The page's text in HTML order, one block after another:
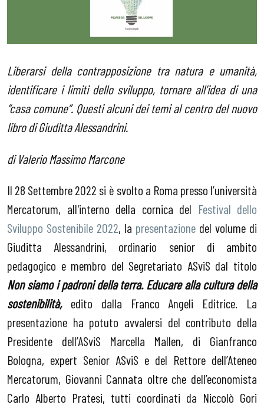
Liberarsi della contrapposizione tra natura e umanità,
identificare i limiti dello sviluppo, tornare all’idea di una
“casa comune”. Questi alcuni dei temi al centro del nuovo
libro di Giuditta Alessandrini.
di Valerio Massimo Marcone
Il 28 Settembre 2022 si è svolto a Roma presso l’università
Mercatorum, all'interno della cornica del Festival dello
Sviluppo Sostenibile 2022, la presentazione del volume di
Giuditta Alessandrini, ordinario senior di ambito
pedagogico e membro del Segretariato ASviS dal titolo
Non siamo i padroni della terra. Educare alla cultura della
sostenibilità,
edito dalla Franco Angeli Editrice. La
presentazione ha potuto avvalersi del contributo della
Presidente dell’ASviS Marcella Mallen, di Gianfranco
Bologna, expert Senior ASviS e del Rettore dell’Ateneo
Mercatorum, Giovanni Cannata oltre che dell’economista
Carlo Alberto Pratesi, tutti coordinati da Niccolò Gori